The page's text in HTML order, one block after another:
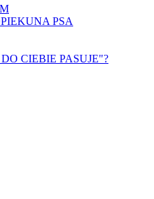
PSA
CIEBIE PASUJE"?